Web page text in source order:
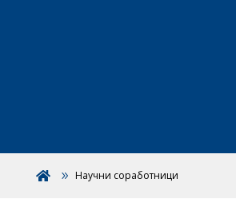
 Научни соработници